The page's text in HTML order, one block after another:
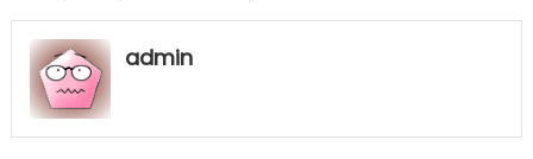
admin